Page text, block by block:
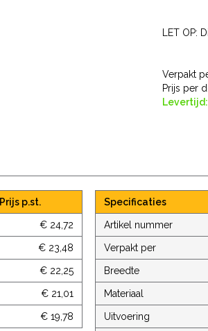
LET OP:
Verpakt
Prijs per
Prijs p.st.
€ 24,72
€ 23,48
€ 22,25
€ 21,01
€ 19,78
Specificaties
Artikel nummer
Verpakt per
Breedte
Materiaal
Uitvoering